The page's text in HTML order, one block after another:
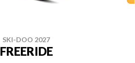
SKI-DOO 2027
FREERIDE